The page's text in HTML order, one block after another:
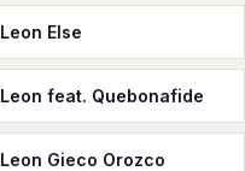
Leon Else
Leon feat. Quebonafide
Leon Gieco Orozco